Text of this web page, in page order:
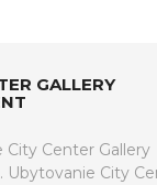
GALLERY
City Center Gallery
Ubytovanie City